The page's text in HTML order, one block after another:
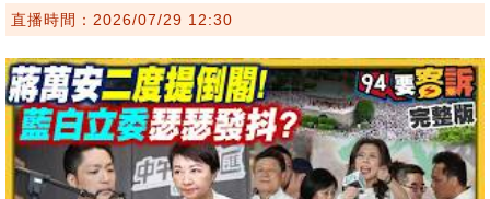
直播時間：2026/07/29 12:30